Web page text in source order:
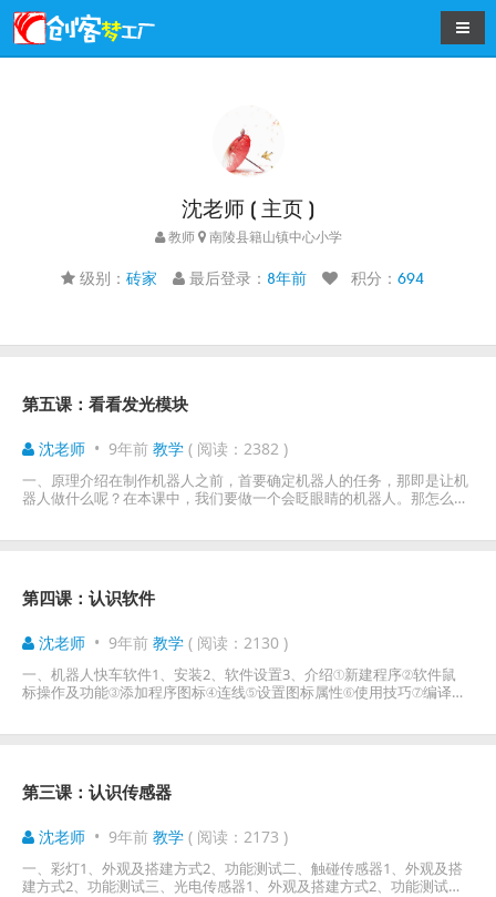
导航
沈老师 ( 主页 )
教师 南陵县籍山镇中心小学
级别： 砖家 最后登录： 8年前 积分： 694
第五课：看看发光模块
沈老师 • 9年前 教学 ( 阅读：2382 )
一、原理介绍在制作机器人之前，首要确定机器人的任务，那即是让机
器人做什么呢？在本课中，我们要做一个会眨眼睛的机器人。那怎么来
第四课：认识软件
沈老师 • 9年前 教学 ( 阅读：2130 )
一、机器人快车软件1、安装2、软件设置3、介绍①新建程序②软件鼠
标操作及功能③添加程序图标④连线⑤设置图标属性⑥使用技巧⑦编译下
第三课：认识传感器
沈老师 • 9年前 教学 ( 阅读：2173 )
一、彩灯1、外观及搭建方式2、功能测试二、触碰传感器1、外观及搭
建方式2、功能测试三、光电传感器1、外观及搭建方式2、功能测试①